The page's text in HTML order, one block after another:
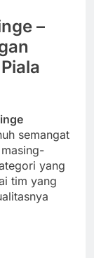
–
semangat
yang
tim yang